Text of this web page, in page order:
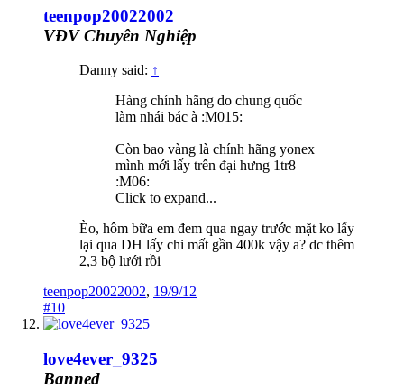
teenpop20022002
VĐV Chuyên Nghiệp
Danny said: ↑
Hàng chính hãng do chung quốc
làm nhái bác à :M015:
Còn bao vàng là chính hãng yonex
mình mới lấy trên đại hưng 1tr8
:M06:
Click to expand...
Èo, hôm bữa em đem qua ngay trước mặt ko lấy
lại qua DH lấy chi mất gần 400k vậy a? dc thêm
2,3 bộ lưới rồi
teenpop20022002, 19/9/12
#10
love4ever_9325
Banned